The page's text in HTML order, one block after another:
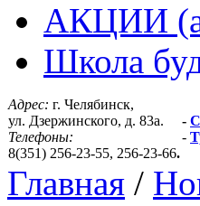
АКЦИИ
Школа
Адрес: г. Челябинск,
ул. Дзержинского, д. 83а.
Телефоны:
8(351) 256-23-55, 256-23-66.
-
-
Главная /